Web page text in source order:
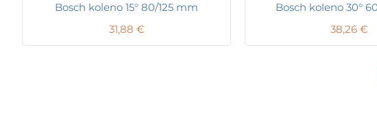
Bosch koleno 15° 80/125 mm
31,88 €
Bosch koleno 30°
38,26 €